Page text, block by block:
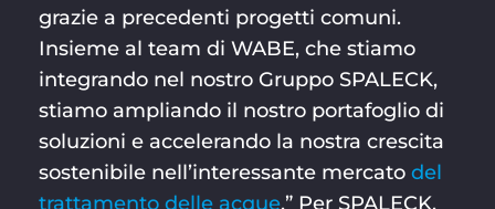
grazie a precedenti progetti comuni.
Insieme al team di WABE, che stiamo
integrando nel nostro Gruppo SPALECK,
stiamo ampliando il nostro portafoglio di
soluzioni e accelerando la nostra crescita
sostenibile nell’interessante mercato del
trattamento delle acque.” Per SPALECK,